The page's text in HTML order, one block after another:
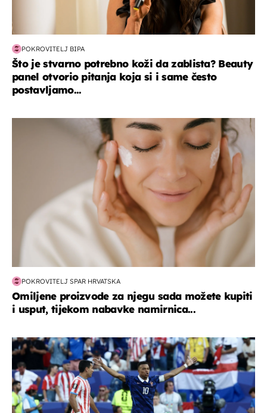
POKROVITELJ BIPA
Što je stvarno potrebno koži da zablista? Beauty
panel otvorio pitanja koja si i same često
postavljamo...
moda & ljepota
POKROVITELJ SPAR HRVATSKA
Omiljene proizvode za njegu sada možete kupiti
i usput, tijekom nabavke namirnica...
svjetsko prvenstvo 2026